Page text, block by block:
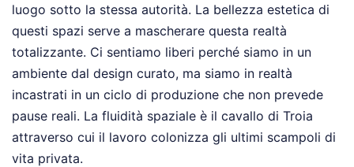
luogo sotto la stessa autorità. La bellezza estetica di
questi spazi serve a mascherare questa realtà
totalizzante. Ci sentiamo liberi perché siamo in un
ambiente dal design curato, ma siamo in realtà
incastrati in un ciclo di produzione che non prevede
pause reali. La fluidità spaziale è il cavallo di Troia
attraverso cui il lavoro colonizza gli ultimi scampoli di
vita privata.